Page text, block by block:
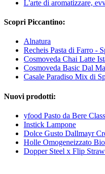
L'arte di aromatizzare,
Scopri Piccantino:
Alnatura
Recheis Pasta di Farro -
Cosmoveda Chai Latte
Cosmoveda Basic Dal
Casale Paradiso Mix di
Nuovi prodotti:
yfood Pasto da Bere
Instick Lampone
Dolce Gusto Dallmayr
Holle Omogeneizzato
Dopper Steel x Flip